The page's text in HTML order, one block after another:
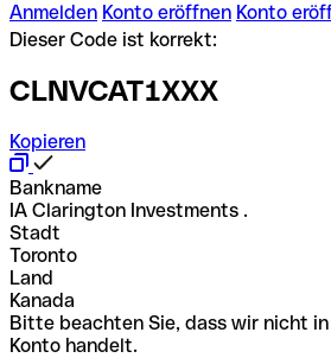
Anmelden Konto eröffnen Konto
Dieser Code ist korrekt:
CLNVCAT1XXX
Kopieren
Bankname
IA Clarington Investments .
Stadt
Toronto
Land
Kanada
Bitte beachten Sie, dass wir nicht
Konto handelt.